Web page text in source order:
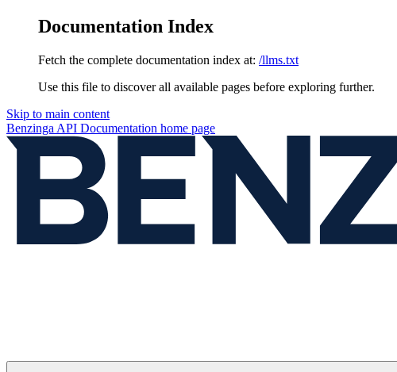
Documentation Index
Fetch the complete documentation index at: /llms.txt
Use this file to discover all available pages before exploring further.
Skip to main content
Benzinga API Documentation home page